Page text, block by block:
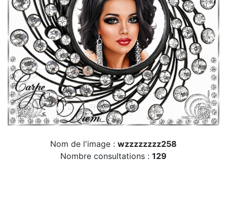
Nom de l'image : wzzzzzzzz258
Nombre consultations : 129